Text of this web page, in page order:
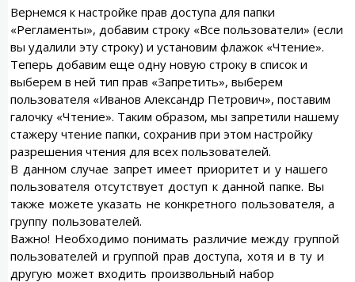
Вернемся к настройке прав доступа для папки
«Регламенты», добавим строку «Все пользователи» (если
вы удалили эту строку) и установим флажок «Чтение».
Теперь добавим еще одну новую строку в список и
выберем в ней тип прав «Запретить», выберем
пользователя «Иванов Александр Петрович», поставим
галочку «Чтение». Таким образом, мы запретили нашему
стажеру чтение папки, сохранив при этом настройку
разрешения чтения для всех пользователей.
В данном случае запрет имеет приоритет и у нашего
пользователя отсутствует доступ к данной папке. Вы
также можете указать не конкретного пользователя, а
группу пользователей.
Важно! Необходимо понимать различие между группой
пользователей и группой прав доступа, хотя и в ту и
другую может входить произвольный набор